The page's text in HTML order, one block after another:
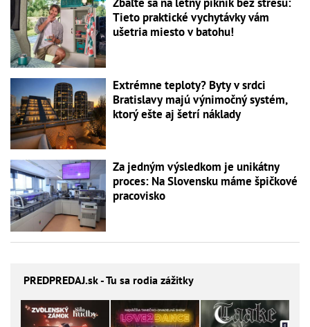
Tieto praktické vychytávky vám
ušetria miesto v batohu!
Extrémne teploty? Byty v srdci
Bratislavy majú výnimočný systém,
ktorý ešte aj šetrí náklady
Za jedným výsledkom je unikátny
proces: Na Slovensku máme špičkové
pracovisko
PREDPREDAJ.sk - Tu sa rodia zážitky